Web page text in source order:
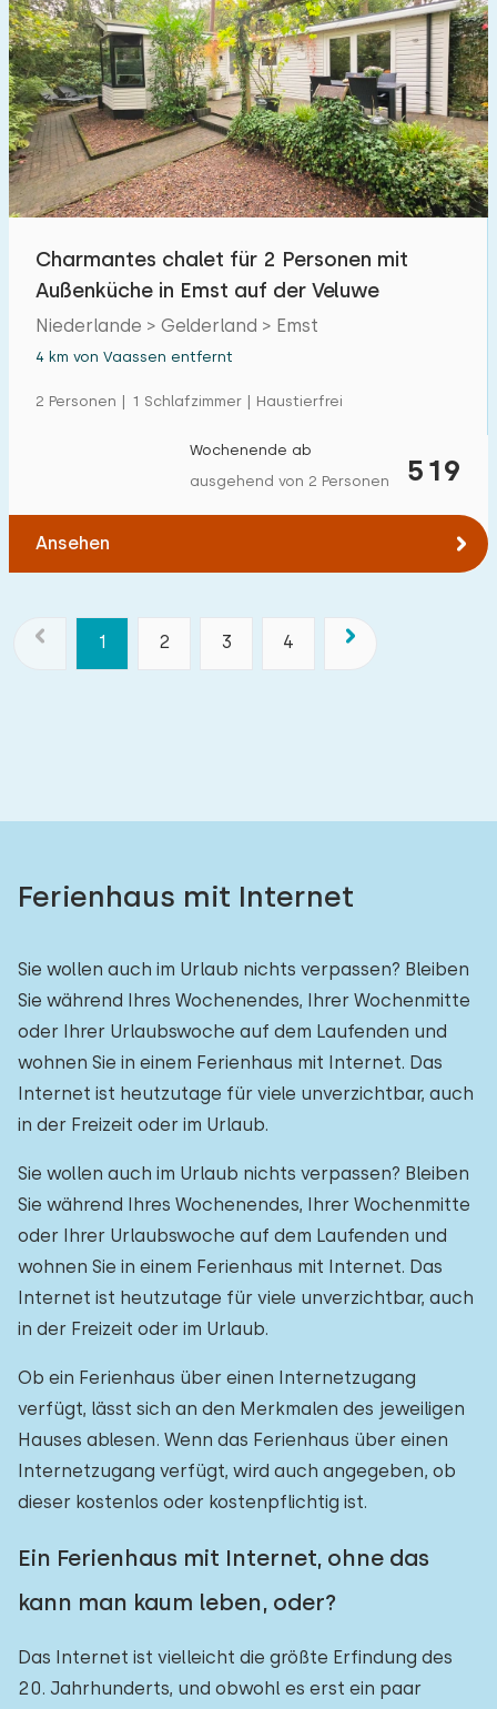
Charmantes chalet für 2 Personen mit
Außenküche in Emst auf der Veluwe
Niederlande > Gelderland > Emst
4 km von Vaassen entfernt
2 Personen | 1 Schlafzimmer | Haustierfrei
519
Wochenende ab
ausgehend von 2 Personen
Ansehen
1 2 3 4
Ferienhaus mit Internet
Sie wollen auch im Urlaub nichts verpassen? Bleiben
Sie während Ihres Wochenendes, Ihrer Wochenmitte
oder Ihrer Urlaubswoche auf dem Laufenden und
wohnen Sie in einem Ferienhaus mit Internet. Das
Internet ist heutzutage für viele unverzichtbar, auch
in der Freizeit oder im Urlaub.
Sie wollen auch im Urlaub nichts verpassen? Bleiben
Sie während Ihres Wochenendes, Ihrer Wochenmitte
oder Ihrer Urlaubswoche auf dem Laufenden und
wohnen Sie in einem Ferienhaus mit Internet. Das
Internet ist heutzutage für viele unverzichtbar, auch
in der Freizeit oder im Urlaub.
Ob ein Ferienhaus über einen Internetzugang
verfügt, lässt sich an den Merkmalen des jeweiligen
Hauses ablesen. Wenn das Ferienhaus über einen
Internetzugang verfügt, wird auch angegeben, ob
dieser kostenlos oder kostenpflichtig ist.
Ein Ferienhaus mit Internet, ohne das
kann man kaum leben, oder?
Das Internet ist vielleicht die größte Erfindung des
20. Jahrhunderts, und obwohl es erst ein paar